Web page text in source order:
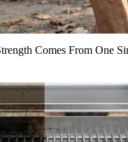
Comes From One